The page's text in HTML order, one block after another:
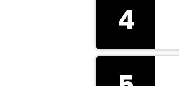
4